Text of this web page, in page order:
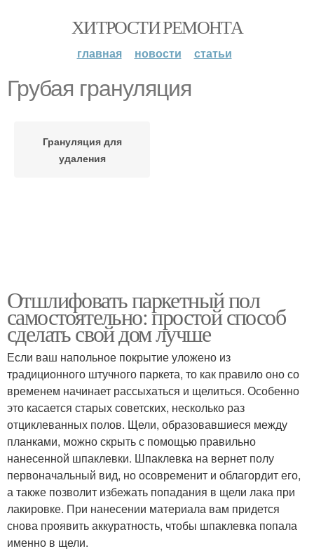
ХИТРОСТИ РЕМОНТА
главная новости статьи
Грубая грануляция
Грануляция для
удаления
Отшлифовать паркетный пол
самостоятельно: простой способ
сделать свой дом лучше
Если ваш напольное покрытие уложено из
традиционного штучного паркета, то как правило оно со
временем начинает рассыхаться и щелиться. Особенно
это касается старых советских, несколько раз
отциклеванных полов. Щели, образовавшиеся между
планками, можно скрыть с помощью правильно
нанесенной шпаклевки. Шпаклевка на вернет полу
первоначальный вид, но осовременит и облагордит его,
а также позволит избежать попадания в щели лака при
лакировке. При нанесении материала вам придется
снова проявить аккуратность, чтобы шпаклевка попала
именно в щели.